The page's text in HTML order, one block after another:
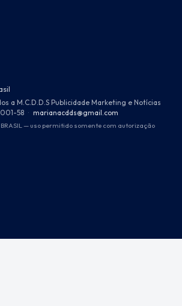
a M.C.D.D.S Publicidade Marketing e Notícias
58 · marianacdds@gmail.com
BRASIL — uso permitido somente com autorização